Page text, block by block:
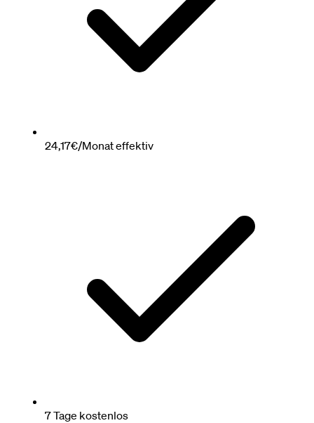
24,17€/Monat effektiv
7 Tage kostenlos